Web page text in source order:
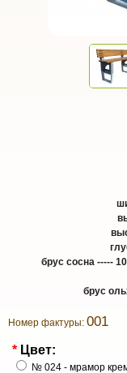
брус
брус
Номер фактуры: 001
* Цвет:
№ 024 - мрамор